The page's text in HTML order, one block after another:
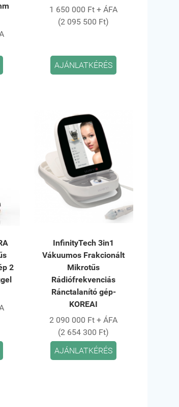
1 650 000 Ft + ÁFA
(2 095 500 Ft)
AJÁNLATKÉRÉS
2
InfinityTech 3in1
Vákuumos Frakcionált
Mikrotűs
Rádiófrekvenciás
Ránctalanító gép-
KOREAI
2 090 000 Ft + ÁFA
(2 654 300 Ft)
AJÁNLATKÉRÉS